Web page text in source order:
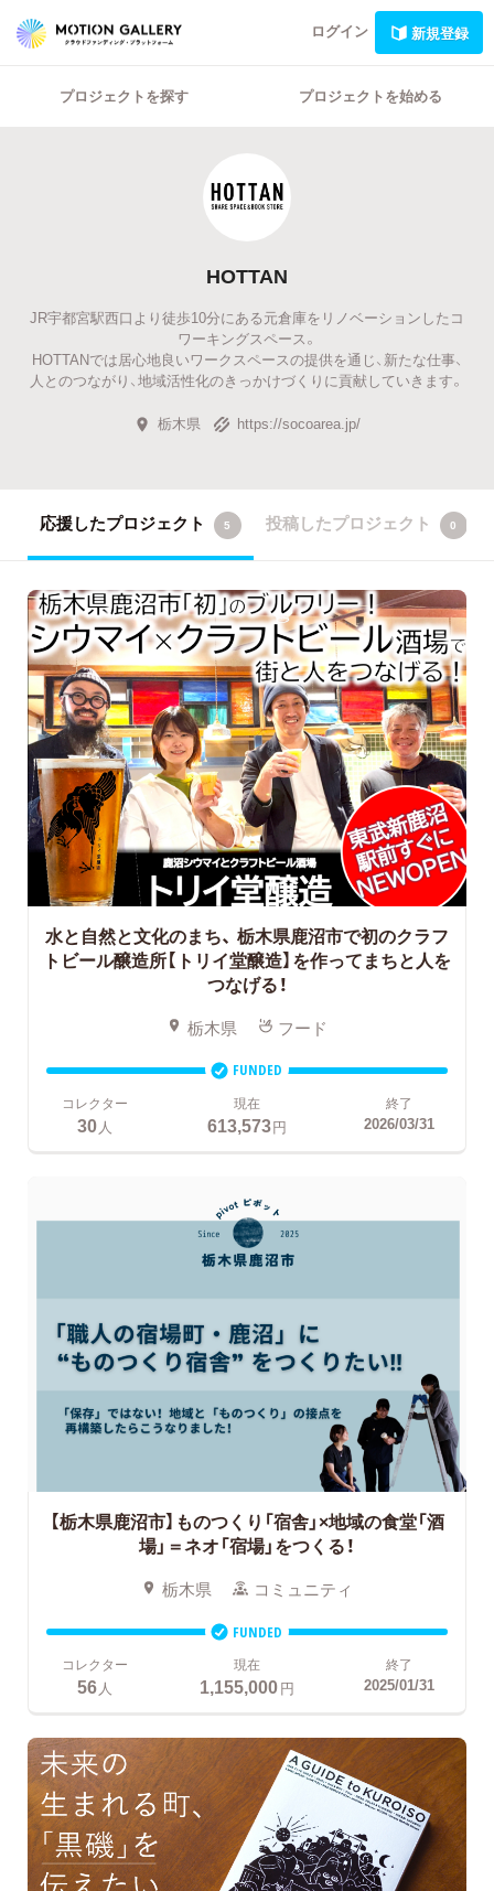
ログイン 新規登録
プロジェクトを探す プロジェクトを始める
HOTTAN
JR宇都宮駅西口より徒歩10分にある元倉庫をリノベーションしたコ
ワーキングスペース。
HOTTANでは居心地良いワークスペースの提供を通じ、新たな仕事、
人とのつながり、地域活性化のきっかけづくりに貢献していきます。
栃木県 https://socoarea.jp/
応援したプロジェクト 5 投稿したプロジェクト 0
水と自然と文化のまち、 栃木県鹿沼市で初のクラフ
トビール醸造所【トリイ堂醸造】を作ってまちと人を
つなげる！
栃木県 フード
FUNDED
コレクター
30 人
現在
613,573円
終了
2026/03/31
【栃木県鹿沼市】ものつくり「宿舎」×地域の食堂「酒
場」＝ネオ「宿場」をつくる！
栃木県 コミュニティ
FUNDED
コレクター
56人
現在
1,155,000円
終了
2025/01/31